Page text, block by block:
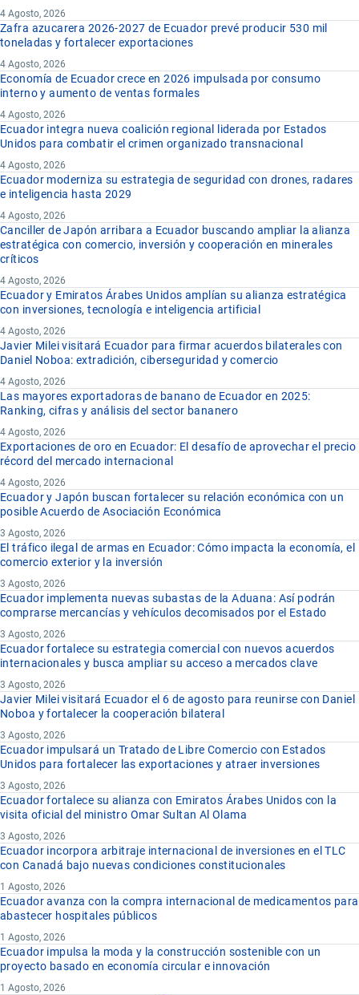
4 Agosto, 2026
Zafra azucarera 2026-2027 de Ecuador prevé producir 530 mil
toneladas y fortalecer exportaciones
4 Agosto, 2026
Economía de Ecuador crece en 2026 impulsada por consumo
interno y aumento de ventas formales
4 Agosto, 2026
Ecuador integra nueva coalición regional liderada por Estados
Unidos para combatir el crimen organizado transnacional
4 Agosto, 2026
Ecuador moderniza su estrategia de seguridad con drones, radares
e inteligencia hasta 2029
4 Agosto, 2026
Canciller de Japón arribara a Ecuador buscando ampliar la alianza
estratégica con comercio, inversión y cooperación en minerales
críticos
4 Agosto, 2026
Ecuador y Emiratos Árabes Unidos amplían su alianza estratégica
con inversiones, tecnología e inteligencia artificial
4 Agosto, 2026
Javier Milei visitará Ecuador para firmar acuerdos bilaterales con
Daniel Noboa: extradición, ciberseguridad y comercio
4 Agosto, 2026
Las mayores exportadoras de banano de Ecuador en 2025:
Ranking, cifras y análisis del sector bananero
4 Agosto, 2026
Exportaciones de oro en Ecuador: El desafío de aprovechar el precio
récord del mercado internacional
4 Agosto, 2026
Ecuador y Japón buscan fortalecer su relación económica con un
posible Acuerdo de Asociación Económica
3 Agosto, 2026
El tráfico ilegal de armas en Ecuador: Cómo impacta la economía, el
comercio exterior y la inversión
3 Agosto, 2026
Ecuador implementa nuevas subastas de la Aduana: Así podrán
comprarse mercancías y vehículos decomisados por el Estado
3 Agosto, 2026
Ecuador fortalece su estrategia comercial con nuevos acuerdos
internacionales y busca ampliar su acceso a mercados clave
3 Agosto, 2026
Javier Milei visitará Ecuador el 6 de agosto para reunirse con Daniel
Noboa y fortalecer la cooperación bilateral
3 Agosto, 2026
Ecuador impulsará un Tratado de Libre Comercio con Estados
Unidos para fortalecer las exportaciones y atraer inversiones
3 Agosto, 2026
Ecuador fortalece su alianza con Emiratos Árabes Unidos con la
visita oficial del ministro Omar Sultan Al Olama
3 Agosto, 2026
Ecuador incorpora arbitraje internacional de inversiones en el TLC
con Canadá bajo nuevas condiciones constitucionales
1 Agosto, 2026
Ecuador avanza con la compra internacional de medicamentos para
abastecer hospitales públicos
1 Agosto, 2026
Ecuador impulsa la moda y la construcción sostenible con un
proyecto basado en economía circular e innovación
1 Agosto, 2026